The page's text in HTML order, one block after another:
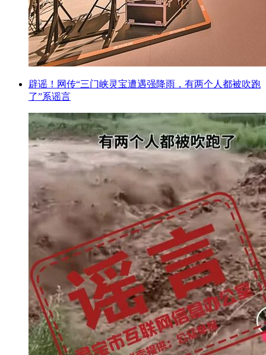
辟谣！网传“三门峡灵宝遭遇强降雨，有两个人都被吹跑
了”系谣言